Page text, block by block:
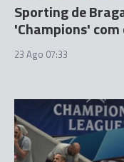
Sporting de
'Champions'
23 Ago 07:33